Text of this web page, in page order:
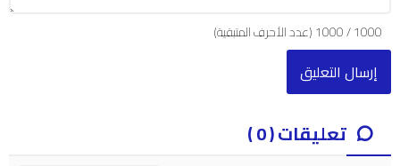
1000
/
1000(عدد الأحرف المتبقية)
تعليقات ( 0 )